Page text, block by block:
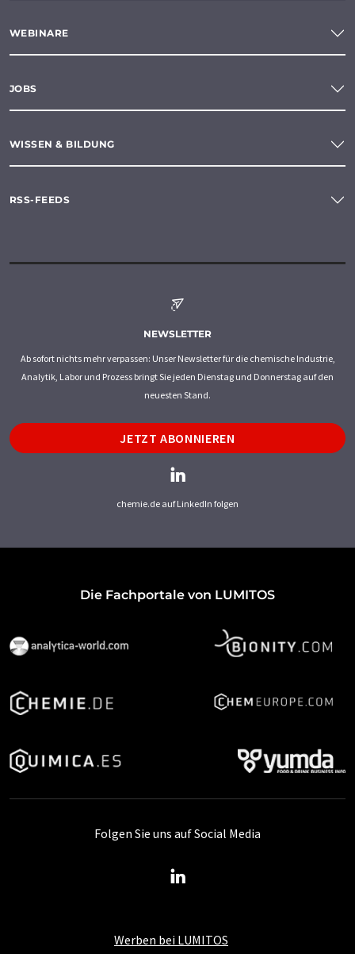
WEBINARE
JOBS
WISSEN & BILDUNG
RSS-FEEDS
NEWSLETTER
Ab sofort nichts mehr verpassen: Unser Newsletter für die chemische Industrie,
Analytik, Labor und Prozess bringt Sie jeden Dienstag und Donnerstag auf den
neuesten Stand.
JETZT ABONNIEREN
chemie.de auf LinkedIn folgen
Die Fachportale von LUMITOS
Werben bei LUMITOS
Folgen Sie uns auf Social Media